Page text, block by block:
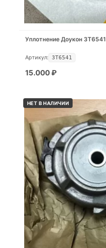
Уплотнение Доукон 3T6541
Артикул: 3T6541
15.000₽
НЕТ В НАЛИЧИИ